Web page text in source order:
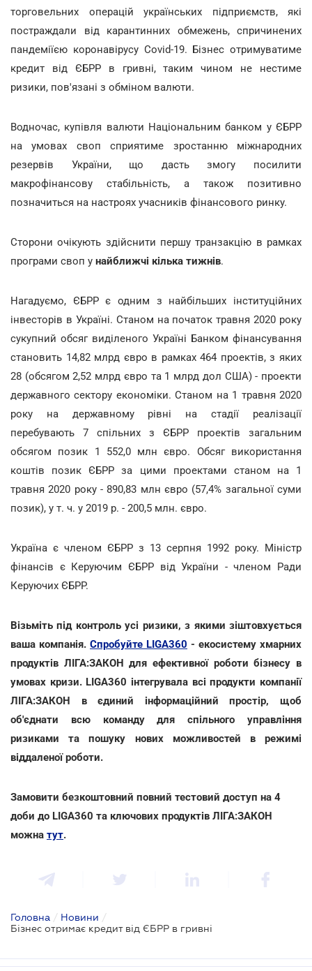
торговельних операцій українських підприємств, які
постраждали від карантинних обмежень, спричинених
пандеміїєю коронавірусу Covid-19. Бізнес отримуватиме
кредит від ЄБРР в гривні, таким чином не нестиме
ризики, пов'язані з обміном валюти.
Водночас, купівля валюти Національним банком у ЄБРР
на умовах своп сприятиме зростанню міжнародних
резервів України, що дасть змогу посилити
макрофінансову стабільність, а також позитивно
позначиться на настроях учасників фінансового ринку.
Сторони очікують здійснити першу транзакцію в рамках
програми своп у найближчі кілька тижнів.
Нагадуємо, ЄБРР є одним з найбільших інституційних
інвесторів в Україні. Станом на початок травня 2020 року
сукупний обсяг виділеного Україні Банком фінансування
становить 14,82 млрд євро в рамках 464 проектів, з яких
28 (обсягом 2,52 млрд євро та 1 млрд дол США) - проекти
державного сектору економіки. Станом на 1 травня 2020
року на державному рівні на стадії реалізації
перебувають 7 спільних з ЄБРР проектів загальним
обсягом позик 1 552,0 млн євро. Обсяг використання
коштів позик ЄБРР за цими проектами станом на 1
травня 2020 року - 890,83 млн євро (57,4% загальної суми
позик), у т. ч. у 2019 р. - 200,5 млн. євро.
Україна є членом ЄБРР з 13 серпня 1992 року. Міністр
фінансів є Керуючим ЄБРР від України - членом Ради
Керуючих ЄБРР.
Візьміть під контроль усі ризики, з якими зіштовхується
ваша компанія. Спробуйте LIGA360 - екосистему хмарних
продуктів ЛІГА:ЗАКОН для ефективної роботи бізнесу в
умовах кризи. LIGA360 інтегрувала всі продукти компанії
ЛІГА:ЗАКОН в єдиний інформаційний простір, щоб
об'єднати всю команду для спільного управління
ризиками та пошуку нових можливостей в режимі
віддаленої роботи.
Замовити безкоштовний повний тестовий доступ на 4
доби до LIGA360 та ключових продуктів ЛІГА:ЗАКОН
можна тут.
Головна / Новини /
Бізнес отримає кредит від ЄБРР в гривні